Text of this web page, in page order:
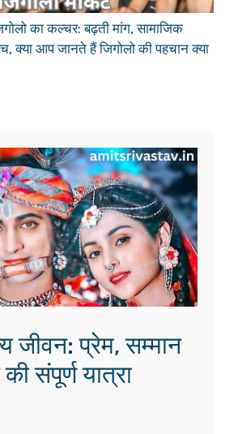
का कल्चर: बढ़ती मांग, सामाजिक
क्या आप जानते हैं जिगोलो की पहचान क्या
जीवन: प्रेम, सम्मान
संपूर्ण यात्रा